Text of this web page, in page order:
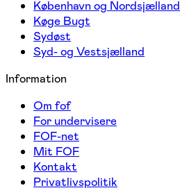
København og Nordsjælland
Køge Bugt
Sydøst
Syd- og Vestsjælland
Information
Om fof
For undervisere
FOF-net
Mit FOF
Kontakt
Privatlivspolitik